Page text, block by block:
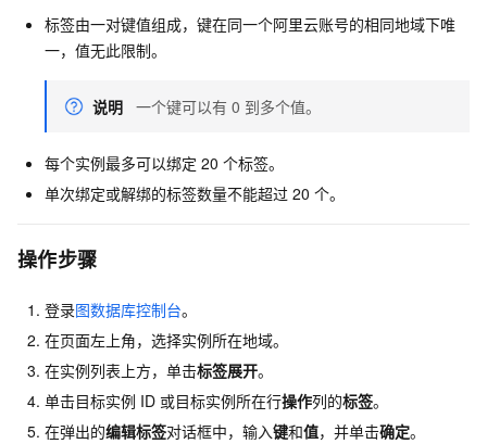
标签由一对键值组成，键在同一个阿里云账号的相同地域下唯
一，值无此限制。
说明 一个键可以有 0 到多个值。
每个实例最多可以绑定 20 个标签。
单次绑定或解绑的标签数量不能超过 20 个。
操作步骤
登录图数据库控制台。
在页面左上角，选择实例所在地域。
在实例列表上方，单击标签展开。
单击目标实例 ID 或目标实例所在行操作列的标签。
在弹出的编辑标签对话框中，输入键和值，并单击确定。